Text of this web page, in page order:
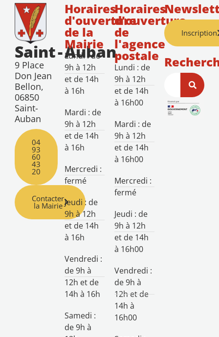
Saint-Auban
9 Place
Don Jean
Bellon,
06850
Saint-
Auban
04
93
60
43
20
Contacter
la Mairie
Horaires
d'ouverture
de la
Mairie
Lundi : de
9h à 12h
et de 14h
à 16h
Mardi : de
9h à 12h
et de 14h
à 16h
Mercredi :
fermé
Jeudi : de
9h à 12h
et de 14h
à 16h
Vendredi :
de 9h à
12h et de
14h à 16h
Samedi :
de 9h à
Horaires
d'ouverture
de
l'agence
postale
Lundi : de
9h à 12h
et de 14h
à 16h00
Mardi : de
9h à 12h
et de 14h
à 16h00
Mercredi :
fermé
Jeudi : de
9h à 12h
et de 14h
à 16h00
Vendredi :
de 9h à
12h et de
14h à
16h00
Inscription